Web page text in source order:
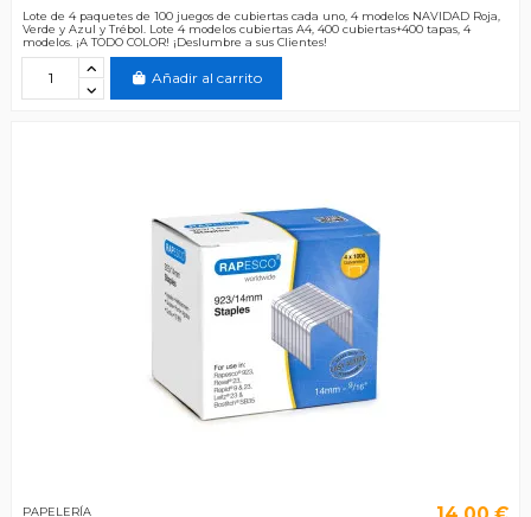
Lote de 4 paquetes de 100 juegos de cubiertas cada uno, 4 modelos NAVIDAD Roja,
Verde y Azul y Trébol. Lote 4 modelos cubiertas A4, 400 cubiertas+400 tapas, 4
modelos. ¡A TODO COLOR! ¡Deslumbre a sus Clientes!
Añadir al carrito
PAPELERÍA